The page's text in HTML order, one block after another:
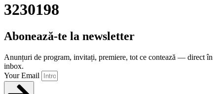
3230198
Abonează-te la newsletter
Anunțuri de program, invitați, premiere, tot ce contează — direct în
inbox.
Your Email